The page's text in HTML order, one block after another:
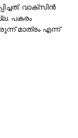
വാക്സിന്‍
പകരം
മാത്രം എന്ന്